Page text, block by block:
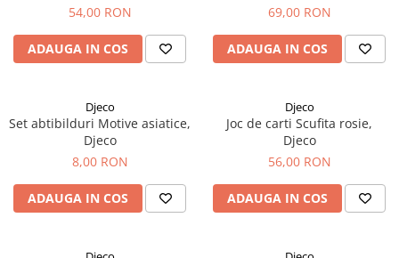
54,00 RON
ADAUGA IN COS
69,00 RON
ADAUGA IN COS
Djeco
Set abtibilduri Motive asiatice,
Djeco
8,00 RON
ADAUGA IN COS
Djeco
Joc de carti Scufita rosie,
Djeco
56,00 RON
ADAUGA IN COS